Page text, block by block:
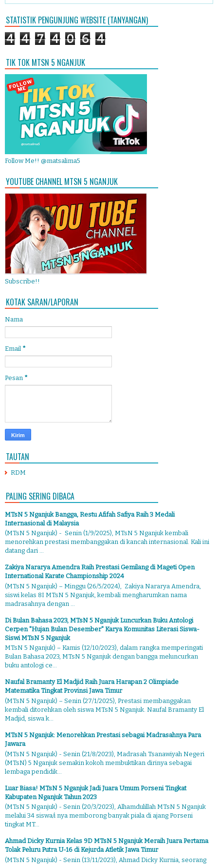
STATISTIK PENGUNJUNG WEBSITE (TANYANGAN)
4 4 7 4 0 6 4
TIK TOK MTSN 5 NGANJUK
Follow Me!! @matsalima5
YOUTUBE CHANNEL MTSN 5 NGANJUK
Subscribe!!
KOTAK SARAN/LAPORAN
Nama
Email *
Pesan *
TAUTAN
RDM
PALING SERING DIBACA
MTsN 5 Nganjuk Bangga, Restu Afifah Safiya Raih 3 Medali
Internasional di Malaysia
(MTsN 5 Nganjuk) - Senin (1/9/2025), MTsN 5 Nganjuk kembali
menorehkan prestasi membanggakan di kancah internasional. Kali ini
datang dari ...
Zakiya Nararya Amendra Raih Prestasi Gemilang di Mageti Open
International Karate Championship 2024
(MTsN 5 Nganjuk) – Minggu (26/5/2024), Zakiya Nararya Amendra,
siswi kelas 8I MTsN 5 Nganjuk, kembali mengharumkan nama
madrasahnya dengan ...
Di Bulan Bahasa 2023, MTsN 5 Nganjuk Luncurkan Buku Antologi
Cerpen "Hujan Bulan Desember" Karya Komunitas Literasi Siswa-
Siswi MTsN 5 Nganjuk
MTsN 5 Nganjuk) – Kamis (12/10/2023), dalam rangka memperingati
Bulan Bahasa 2023, MTsN 5 Nganjuk dengan bangga meluncurkan
buku antologi ce...
Naufal Bramanty El Madjid Raih Juara Harapan 2 Olimpiade
Matematika Tingkat Provinsi Jawa Timur
(MTsN 5 Nganjuk) – Senin (27/1/2025), Prestasi membanggakan
kembali ditorehkan oleh siswa MTsN 5 Nganjuk. Naufal Bramanty El
Madjid, siswa k...
MTsN 5 Nganjuk: Menorehkan Prestasi sebagai Madrasahnya Para
Jawara
(MTsN 5 Nganjuk) - Senin (21/8/2023), Madrasah Tsanawiyah Negeri
(MTsN) 5 Nganjuk semakin kokoh membuktikan dirinya sebagai
lembaga pendidik...
Luar Biasa! MTsN 5 Nganjuk Jadi Juara Umum Porseni Tingkat
Kabupaten Nganjuk Tahun 2023
(MTsN 5 Nganjuk) - Senin (20/3/2023), Alhamdulillah MTsN 5 Nganjuk
melalui 34 siswa/i nya memborong banyak piala di ajang Porseni
tingkat MT...
Ahmad Dicky Kurnia Kelas 9D MTsN 5 Nganjuk Meraih Juara Pertama
Tolak Peluru Putra U-16 di Kejurda Atletik Jawa Timur
(MTsN 5 Nganjuk) - Senin (13/11/2023), Ahmad Dicky Kurnia, seorang